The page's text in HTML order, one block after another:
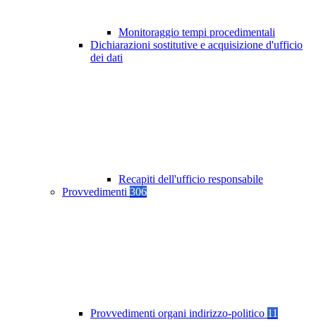
Monitoraggio tempi procedimentali
Dichiarazioni sostitutive e acquisizione d'ufficio
dei dati
Recapiti dell'ufficio responsabile
Provvedimenti 306
Provvedimenti organi indirizzo-politico 11